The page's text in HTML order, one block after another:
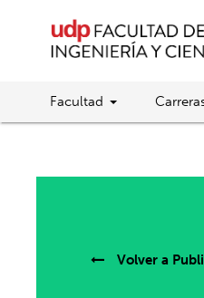
Facultad
Volver a